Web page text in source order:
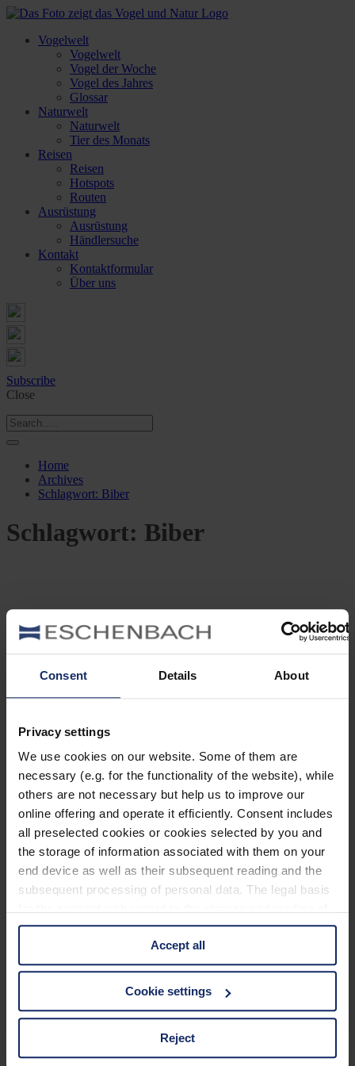
Consent Details About
Privacy settings
We use cookies on our website. Some of them are
necessary (e.g. for the functionality of the website), while
others are not necessary but help us to improve our
online offering and operate it efficiently. Consent includes
all preselected cookies or cookies selected by you and
the storage of information associated with them on your
end device as well as their subsequent reading and the
subsequent processing of personal data. The legal basis
information is Art. 25 para. 1 TDDDG and with regard to
the processing of personal data Art. 6 para. 1 lit. a
GDPR. We also use cookies from third-party providers.
You can find a list of cookies under "Details". In these
third countries, in particular to the U.S.A.
Accept all
Cookie settings
Reject
Vogelwelt
Vogelwelt
Vogel der Woche
Vogel des Jahres
Glossar
Naturwelt
Naturwelt
Tier des Monats
Reisen
Reisen
Hotspots
Routen
Ausrüstung
Ausrüstung
Händlersuche
Kontakt
Kontaktformular
Über uns
Subscribe
Close
Home
Archives
Schlagwort: Biber
Schlagwort: Biber
Biber: Der Baumeister der Wildnis
ByRedaktion
Jetzt lesen
Kategorien
Ausrüstung
Naturwelt
Neu
Reisen
Tier des Monats
Vogel der Woche
Vogel des Jahres
Vogelwelt
Neueste Beiträge
Können Vögel träumen?
Wer schon einmal einen schlafenden Hund mit zuckenden Pfoten
vielleicht gefragt: Träumen Tiere eigentlich?